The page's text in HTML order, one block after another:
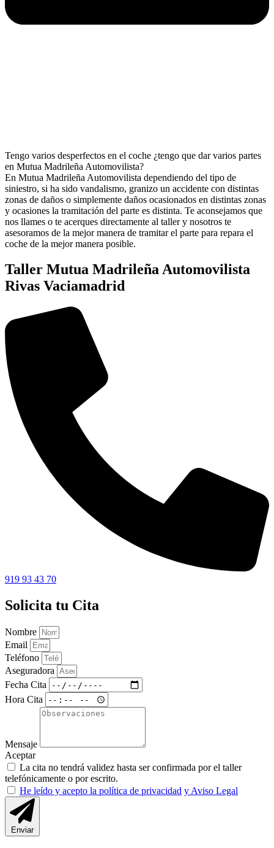
Tengo varios desperfectos en el coche ¿tengo que dar varios partes
en Mutua Madrileña Automovilista?
En Mutua Madrileña Automovilista dependiendo del tipo de
siniestro, si ha sido vandalismo, granizo un accidente con distintas
zonas de daños o simplemente daños ocasionados en distintas zonas
y ocasiones la tramitación del parte es distinta. Te aconsejamos que
nos llames o te acerques directamente al taller y nosotros te
asesoramos de la mejor manera de tramitar el parte para repara el
coche de la mejor manera posible.
Taller Mutua Madrileña Automovilista
Rivas Vaciamadrid
919 93 43 70
Solicita tu Cita
Nombre
Email
Teléfono
Aseguradora
Fecha Cita
Hora Cita
Mensaje
Aceptar
La cita no tendrá validez hasta ser confirmada por el taller
telefónicamente o por escrito.
He leído y acepto la política de privacidad y Aviso Legal
Enviar